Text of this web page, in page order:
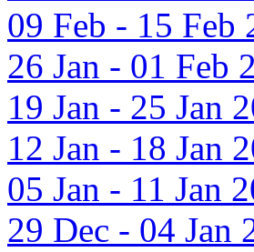
09 Feb - 15 Feb
26 Jan - 01 Feb
19 Jan - 25 Jan
12 Jan - 18 Jan
05 Jan - 11 Jan
29 Dec - 04 Jan